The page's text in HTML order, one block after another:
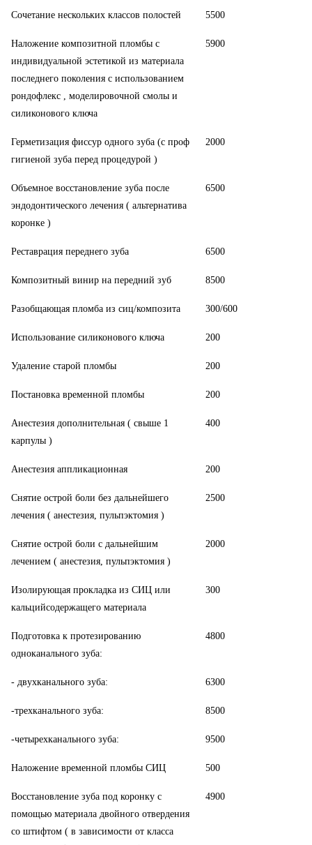
Сочетание нескольких классов полостей 5500
Наложение композитной пломбы с
индивидуальной эстетикой из материала
последнего поколения с использованием
рондофлекс , моделировочной смолы и
силиконового ключа
5900
Герметизация фиссур одного зуба (с проф
гигиеной зуба перед процедурой )
2000
Объемное восстановление зуба после
эндодонтического лечения ( альтернатива
коронке )
6500
Реставрация переднего зуба 6500
Композитный винир на передний зуб 8500
Разобщающая пломба из сиц/композита 300/600
Использование силиконового ключа 200
Удаление старой пломбы 200
Постановка временной пломбы 200
Анестезия дополнительная ( свыше 1
карпулы )
400
Анестезия аппликационная 200
Снятие острой боли без дальнейшего
лечения ( анестезия, пульпэктомия )
2500
Снятие острой боли с дальнейшим
лечением ( анестезия, пульпэктомия )
2000
Изолирующая прокладка из СИЦ или
кальцийсодержащего материала
300
Подготовка к протезированию
одноканального зуба:
4800
- двухканального зуба: 6300
-трехканального зуба: 8500
-четырехканального зуба: 9500
Наложение временной пломбы СИЦ 500
Восстановление зуба под коронку с
помощью материала двойного отвердения
со штифтом ( в зависимости от класса
4900